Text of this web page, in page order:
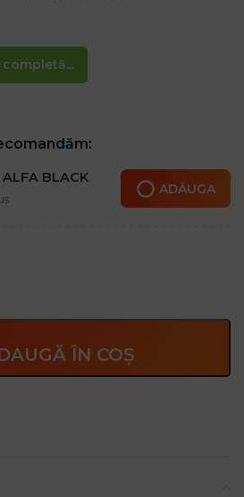
BLACK
ADĂUGA
ÎN COȘ